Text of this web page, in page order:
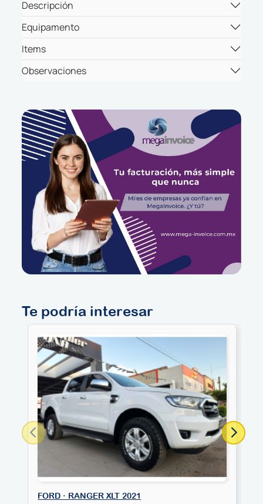
Descripción
Equipamento
Items
Observaciones
Te podría interesar
FORD · RANGER XLT 2021